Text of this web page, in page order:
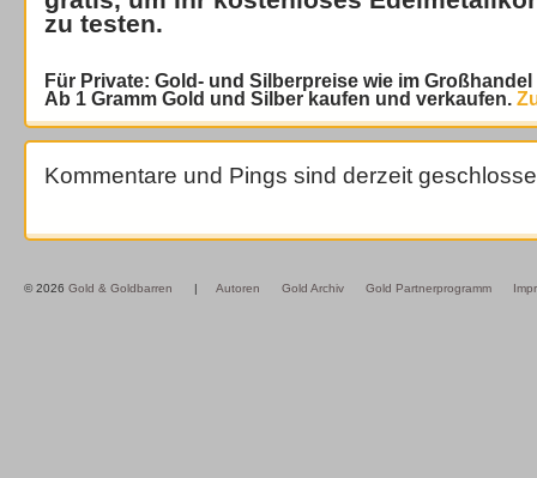
zu testen.
Für Private: Gold- und Silberpreise wie im
Ab 1 Gramm Gold und Silber kaufen und verkaufen.
Kommentare und Pings sind derzeit
© 2026 Gold & Goldbarren | Autoren Gold Archiv Gold Partnerprogramm